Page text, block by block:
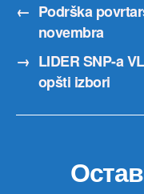
← Podrška
novembra
→ LIDER SNP-a
opšti izbori